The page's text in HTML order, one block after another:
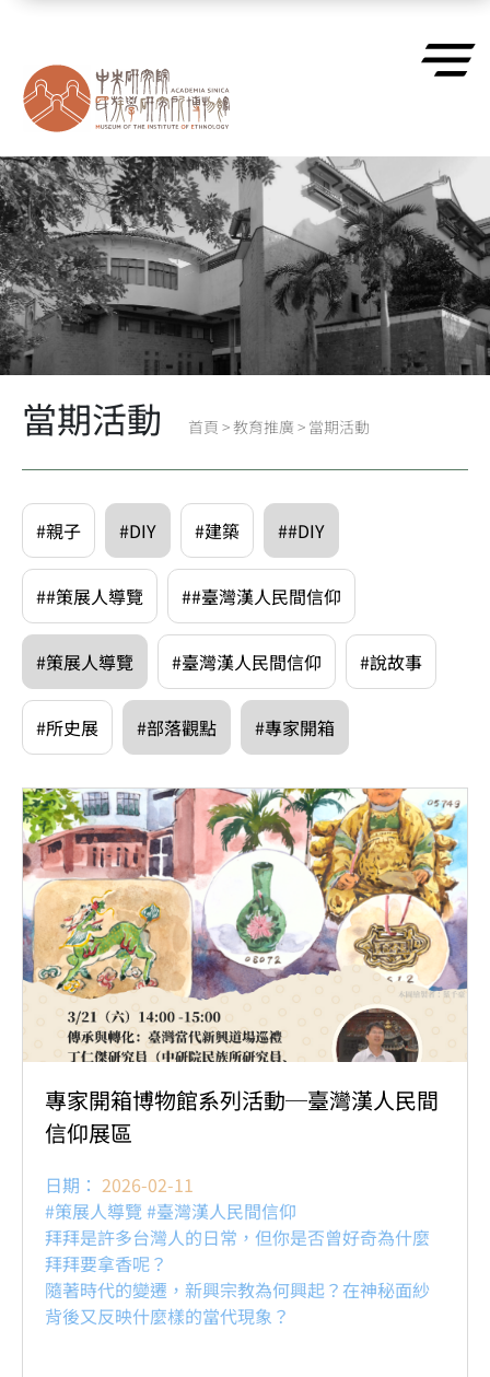
當期活動 首頁 >教育推廣 > 當期活動
#親子 #DIY #建築 ##DIY
##策展人導覽 ##臺灣漢人民間信仰
#策展人導覽 #臺灣漢人民間信仰 #說故事
#所史展 #部落觀點 #專家開箱
專家開箱博物館系列活動─臺灣漢人民間
信仰展區
日期： 2026-02-11
#策展人導覽 #臺灣漢人民間信仰
拜拜是許多台灣人的日常，但你是否曾好奇為什麼
拜拜要拿香呢？
隨著時代的變遷，新興宗教為何興起？在神秘面紗
背後又反映什麼樣的當代現象？